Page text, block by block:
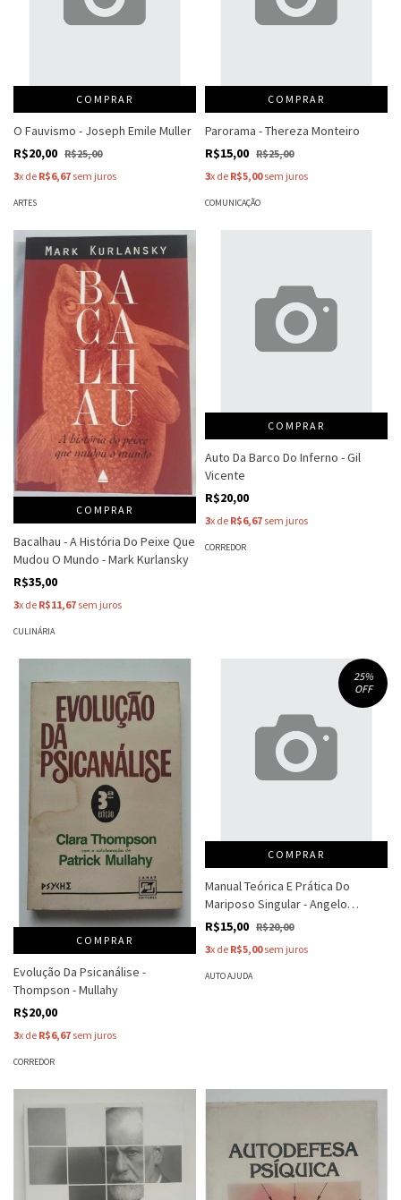
COMPRAR
O Fauvismo - Joseph Emile Muller
R$20,00 R$25,00
3x de R$6,67 sem juros
ARTES
COMPRAR
Parorama - Thereza Monteiro
R$15,00 R$25,00
3x de R$5,00sem juros
COMUNICAÇÃO
COMPRAR
Bacalhau - A História Do Peixe Que
Mudou O Mundo - Mark Kurlansky
R$35,00
3x de R$11,67 sem juros
CULINÁRIA
COMPRAR
Auto Da Barco Do Inferno - Gil
Vicente
R$20,00
3x de R$6,67 sem juros
CORREDOR
COMPRAR
Evolução Da Psicanálise -
Thompson - Mullahy
R$20,00
3x de R$6,67 sem juros
CORREDOR
25%
OFF
COMPRAR
Manual Teórica E Prática Do
Mariposo Singular - Angelo
Carbone
R$15,00 R$20,00
3x de R$5,00sem juros
AUTO AJUDA